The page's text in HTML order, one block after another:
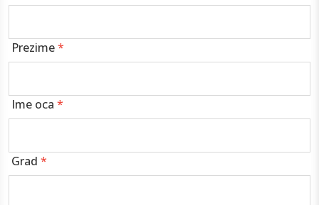
Prezime*
Ime oca *
Grad *